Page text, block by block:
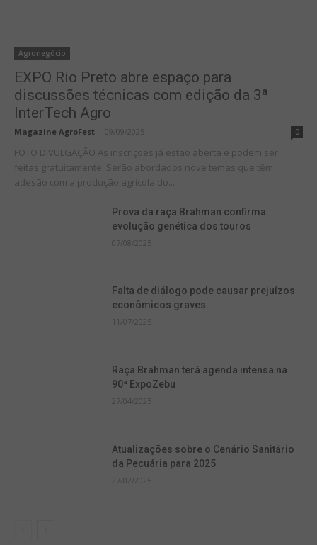
Agronegócio
EXPO Rio Preto abre espaço para
discussões técnicas com edição da 3ª
InterTech Agro
Magazine AgroFest 09/09/2025 0
FOTO DIVULGAÇÃO As inscrições já estão aberta e podem ser
feitas gratuitamente. Serão abordados nove temas que têm
adesão com a produção agrícola do...
Prova da raça Brahman confirma
evolução genética dos touros
07/08/2025
Falta de diálogo pode causar prejuízos
econômicos graves
11/07/2025
Raça Brahman terá agenda intensa na
90ª ExpoZebu
27/04/2025
Atualizações sobre o Cenário Sanitário
da Pecuária para 2025
27/02/2025